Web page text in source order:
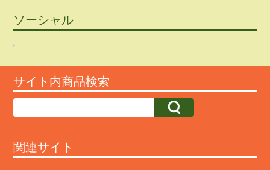
ソーシャル
サイト内商品検索
関連サイト